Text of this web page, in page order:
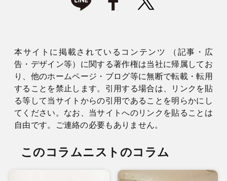
本サイトに掲載されているコンテンツ （記事・広
告・デザイン等）に関する著作権は当社に帰属してお
り、他のホームページ・ブログ等に無断で転載・転用
することを禁止します。引用する場合は、リンクを貼
る等して当サイトからの引用であることを明らかにし
てください。なお、当サイトへのリンクを貼ることは
自由です。ご連絡の必要もありません。
このコラムニストのコラム